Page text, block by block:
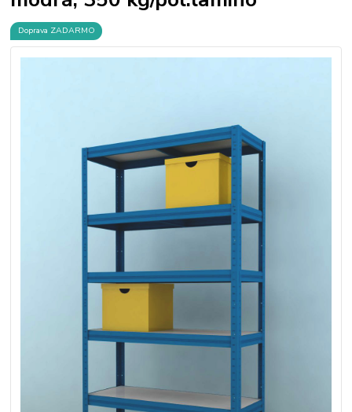
Doprava ZADARMO